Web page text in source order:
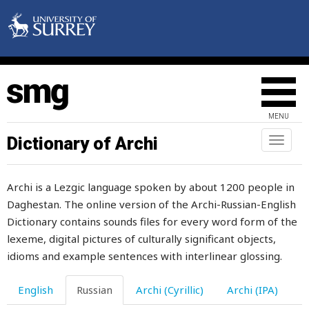
MENU
Toggle
Dictionary of Archi
Archi is a Lezgic language spoken by about 1200 people in
Daghestan. The online version of the Archi-Russian-English
Dictionary contains sounds files for every word form of the
lexeme, digital pictures of culturally significant objects,
idioms and example sentences with interlinear glossing.
English Russian Archi (Cyrillic) Archi (IPA)
весенний
веснушка
вести
весы
весь
ветер
ветреный